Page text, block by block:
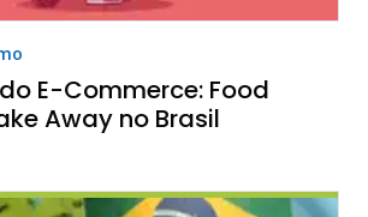
E-Commerce: Food
Away no Brasil